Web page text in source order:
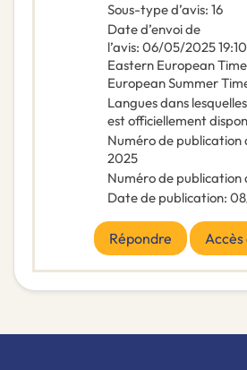
Sous-type d’avis: 16
Date d’envoi de
l’avis: 06/05/2025
Eastern European
European Summer
Langues dans
est officiellement
Numéro de publication
2025
Numéro de publication
Date de publication:
Répondre Accès